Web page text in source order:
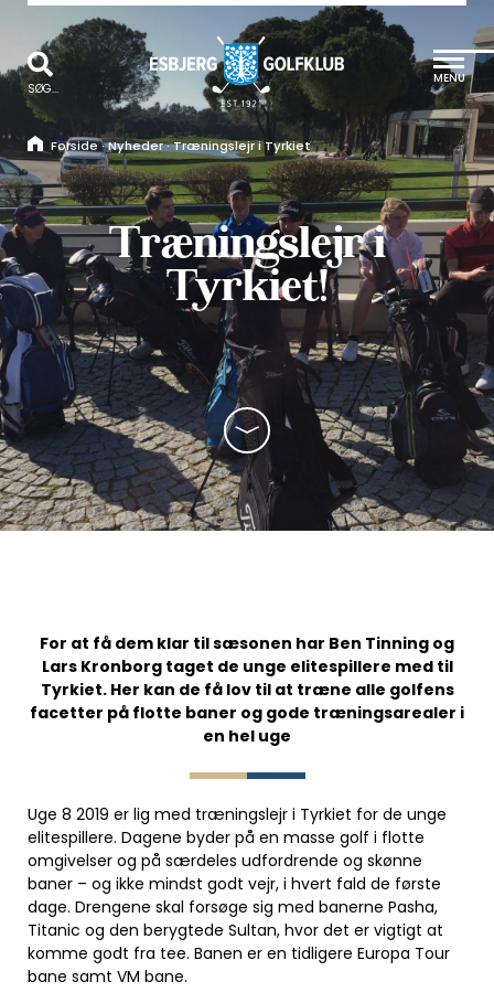
SØG...
Forside·Nyheder·Træningslejr i Tyrkiet
Træningslejr i
Tyrkiet!
For at få dem klar til sæsonen har Ben Tinning og
Lars Kronborg taget de unge elitespillere med til
Tyrkiet. Her kan de få lov til at træne alle golfens
facetter på flotte baner og gode træningsarealer i
en hel uge
Uge 8 2019 er lig med træningslejr i Tyrkiet for de unge
elitespillere. Dagene byder på en masse golf i flotte
omgivelser og på særdeles udfordrende og skønne
baner – og ikke mindst godt vejr, i hvert fald de første
dage. Drengene skal forsøge sig med banerne Pasha,
Titanic og den berygtede Sultan, hvor det er vigtigt at
komme godt fra tee. Banen er en tidligere Europa Tour
bane samt VM bane.
MENU